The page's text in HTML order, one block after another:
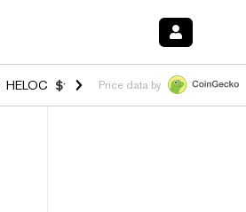
$1.032 3.00%HYPE $56.41
Price data by